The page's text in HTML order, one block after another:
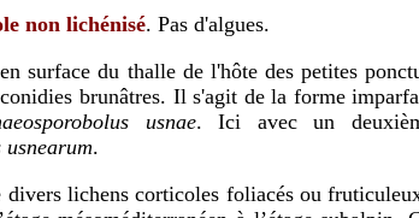
non lichénisé. Pas d'algues.
surface du thalle de l'hôte des petites
brunâtres. Il s'agit de la forme
usnae. Ici avec un
.
divers lichens corticoles foliacés ou